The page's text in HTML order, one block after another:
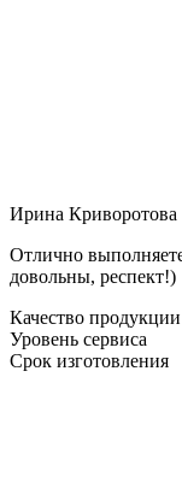
Ирина Криворотова
Отлично
довольны, респект!)
Качество продукции
Уровень сервиса
Срок изготовления